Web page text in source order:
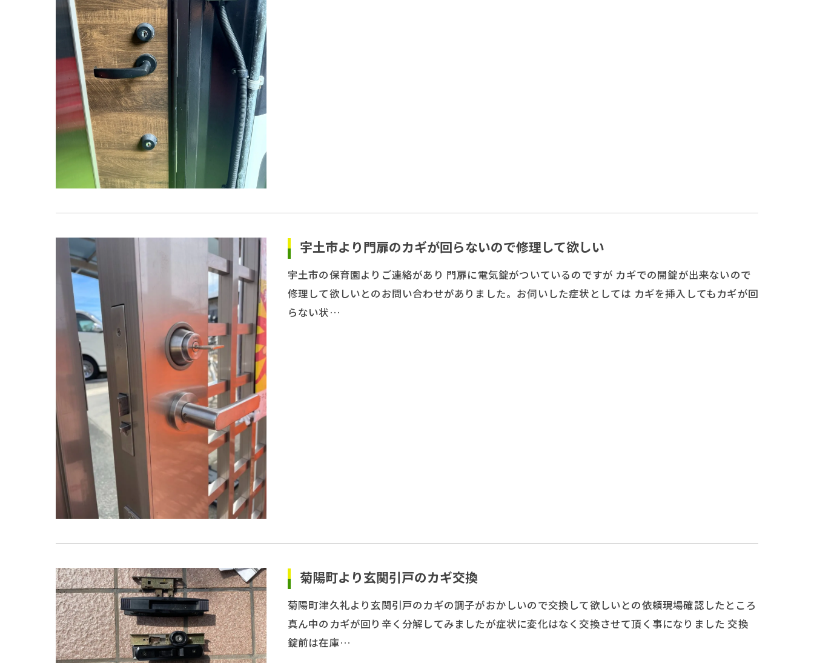
宇土市より門扉のカギが回らないので修理して欲しい
宇土市の保育園よりご連絡があり 門扉に電気錠がついているのですが カギでの開錠が出来ないので
修理して欲しいとのお問い合わせがありました。お伺いした症状としては カギを挿入してもカギが回
らない状…
菊陽町より玄関引戸のカギ交換
菊陽町津久礼より玄関引戸のカギの調子がおかしいので交換して欲しいとの依頼現場確認したところ
真ん中のカギが回り辛く分解してみましたが症状に変化はなく交換させて頂く事になりました 交換
錠前は在庫…